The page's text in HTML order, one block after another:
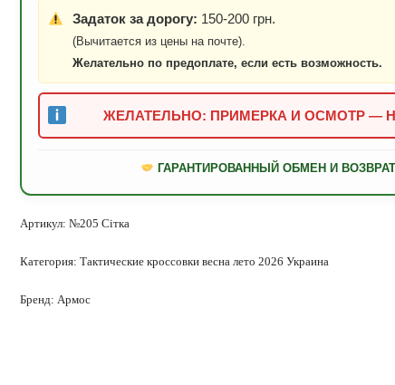
Задаток за дорогу: 150-200 грн.
(Вычитается из цены на почте).
Желательно по предоплате, если есть возможность.
ЖЕЛАТЕЛЬНО: ПРИМЕРКА И ОСМОТР —
ГАРАНТИРОВАННЫЙ ОБМЕН И ВОЗВРАТ
Артикул:№205 Сітка
Категория:Тактические кроссовки весна лето 2026 Украина
Бренд:Армос